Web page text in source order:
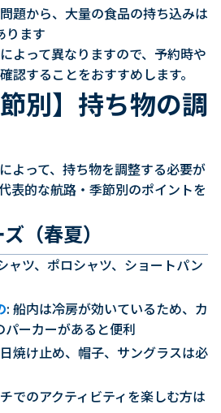
題から、大量の食品の持ち込みは
ります
よって異なりますので、予約時や
認することをおすすめします。
節別】持ち物の調
よって、持ち物を調整する必要が
表的な航路・季節別のポイントを
（春夏）
ャツ、ポロシャツ、ショートパン
: 船内は冷房が効いているため、カ
パーカーがあると便利
焼け止め、帽子、サングラスは必
でのアクティビティを楽しむ方は